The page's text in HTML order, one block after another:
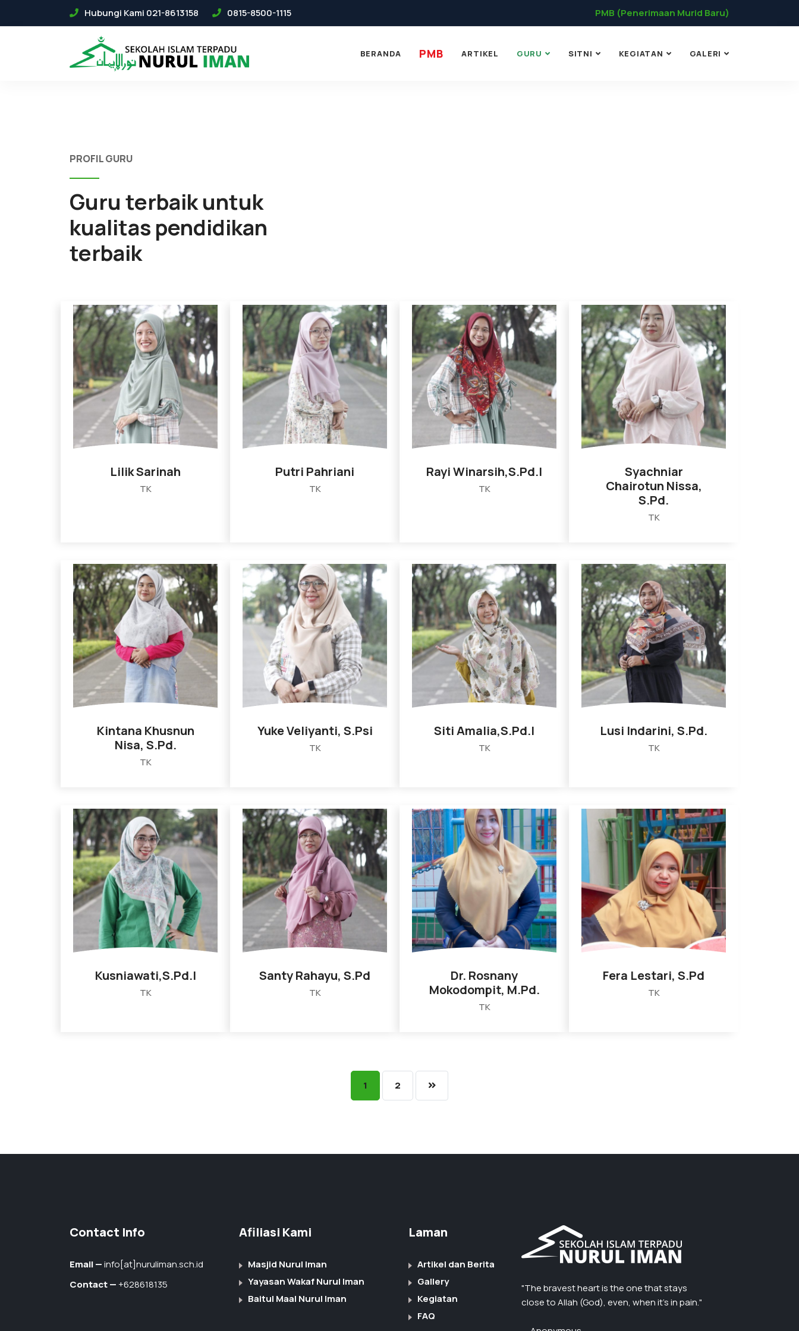
Hubungi Kami 021-8613158 0815-8500-1115 PMB (Penerimaan Murid Baru)
BERANDA PMB ARTIKEL GURU SITNI KEGIATAN GALERI
PROFIL GURU
Guru terbaik untuk
kualitas pendidikan
terbaik
Lilik Sarinah
TK
Putri Pahriani
TK
Rayi Winarsih,S.Pd.I
TK
Syachniar
Chairotun Nissa,
S.Pd.
TK
Kintana Khusnun
Nisa, S.Pd.
TK
Yuke Veliyanti, S.Psi
TK
Siti Amalia,S.Pd.I
TK
Lusi Indarini, S.Pd.
TK
Kusniawati,S.Pd.I
TK
Santy Rahayu, S.Pd
TK
Dr. Rosnany
Mokodompit, M.Pd.
TK
Fera Lestari, S.Pd
TK
1 2
Contact Info
Email —info[at]nuruliman.sch.id
Contact —+628618135
Afiliasi Kami
Masjid Nurul Iman
Yayasan Wakaf Nurul Iman
Baitul Maal Nurul Iman
Laman
Artikel dan Berita
Gallery
Kegiatan
FAQ
"The bravest heart is the one that stays
close to Allah (God), even, when it’s in pain."